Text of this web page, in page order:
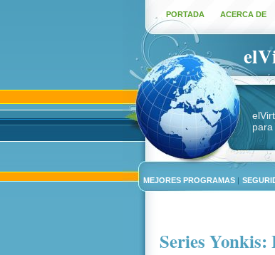
PORTADA ACERCA DE
para
MEJORES PROGRAMAS |
Series Yonkis: